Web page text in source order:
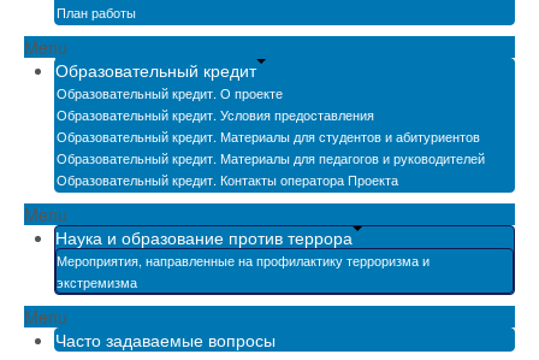
План работы
Menu
Образовательный кредит
Образовательный кредит. О проекте
Образовательный кредит. Условия предоставления
Образовательный кредит. Материалы для студентов и абитуриентов
Образовательный кредит. Материалы для педагогов и руководителей
Образовательный кредит. Контакты оператора Проекта
Menu
Наука и образование против террора
Мероприятия, направленные на профилактику терроризма и
экстремизма
Menu
Часто задаваемые вопросы